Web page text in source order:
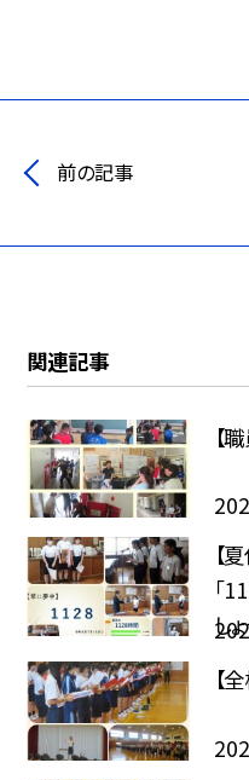
前の記事
関連記事
【
【
「
し
【